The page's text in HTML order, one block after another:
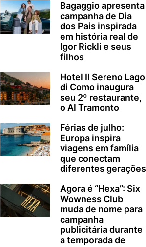
Bagaggio apresenta
campanha de Dia
dos Pais inspirada
em história real de
Igor Rickli e seus
filhos
Hotel Il Sereno Lago
di Como inaugura
seu 2º restaurante,
o Al Tramonto
Férias de julho:
Europa inspira
viagens em família
que conectam
diferentes gerações
Agora é “Hexa”: Six
Wowness Club
muda de nome para
campanha
publicitária durante
a temporada de